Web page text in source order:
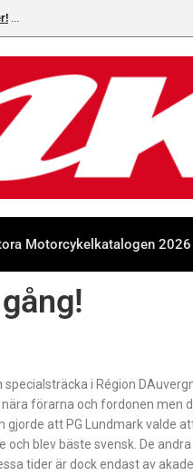
Motorcykelkatalogen 2026
i Région
förarna och fordonen men
att PG Lundmark valde
blev bäste svensk. De
tider är dock endast av